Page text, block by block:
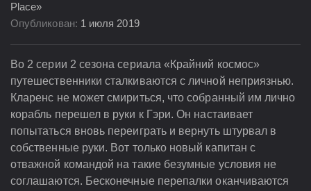
Place»
Опубликован: 1 июля 2019
Во 2 серии 2 сезона сериала «Крайний космос»
путешественники сталкиваются с личной неприязнью.
Кларенс не может смириться, что собранный им лично
корабль перешел в руки к Гэри. Он настаивает
попытаться вновь переиграть и вернуть штурвал в
собственные руки. Вот только новый капитан с
отважной командой на такие безумные условия не
соглашаются. Бесконечные перепалки оканчиваются